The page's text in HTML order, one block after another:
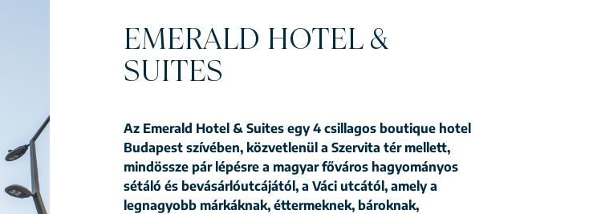
EMERALD HOTEL &
SUITES
Az Emerald Hotel & Suites egy 4 csillagos boutique hotel
Budapest szívében, közvetlenül a Szervita tér mellett,
mindössze pár lépésre a magyar főváros hagyományos
sétáló és bevásárlóutcájától, a Váci utcától, amely a
legnagyobb márkáknak, éttermeknek, bároknak,